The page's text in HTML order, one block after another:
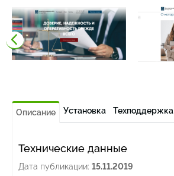
Описание Установка Техподдержка
Технические данные
Дата публикации: 15.11.2019